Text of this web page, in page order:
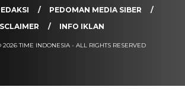
PEDOMAN MEDIA SIBER
INFO IKLAN
2026 TIME INDONESIA - ALL RIGHTS RESERVED